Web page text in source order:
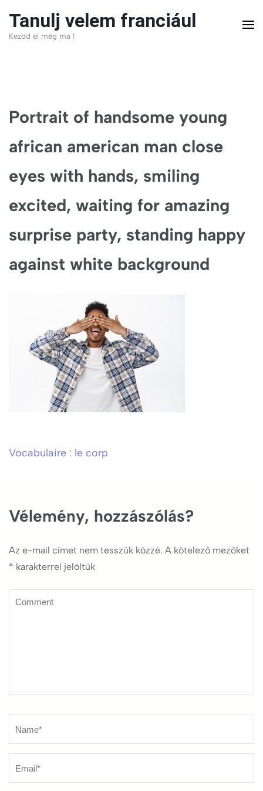
Tanulj velem franciául
Kezdd el még ma !
Portrait of handsome young
african american man close
eyes with hands, smiling
excited, waiting for amazing
surprise party, standing happy
against white background
Bejegyzés
Vocabulaire : le corp
Vélemény, hozzászólás?
Az e-mail címet nem tesszük közzé. A kötelező mezőket
* karakterrel jelöltük
Comment